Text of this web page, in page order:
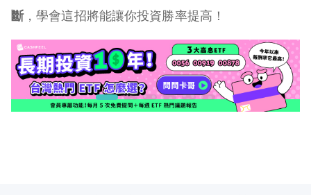
斷，學會這招將能讓你投資勝率提高！